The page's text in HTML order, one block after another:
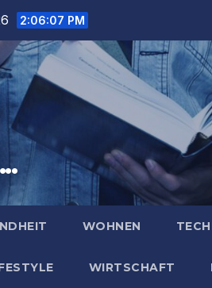
2:06:08 PM
WOHNEN
WIRTSCHAFT